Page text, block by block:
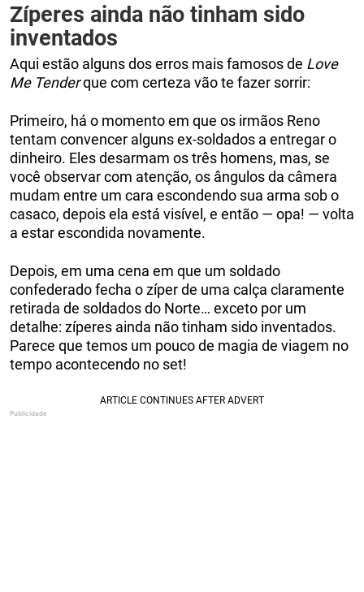
Zíperes ainda não tinham sido
inventados
Aqui estão alguns dos erros mais famosos de Love
Me Tenderque com certeza vão te fazer sorrir:
Primeiro, há o momento em que os irmãos Reno
tentam convencer alguns ex-soldados a entregar o
dinheiro. Eles desarmam os três homens, mas, se
você observar com atenção, os ângulos da câmera
mudam entre um cara escondendo sua arma sob o
casaco, depois ela está visível, e então — opa! — volta
a estar escondida novamente.
Depois, em uma cena em que um soldado
confederado fecha o zíper de uma calça claramente
retirada de soldados do Norte… exceto por um
detalhe: zíperes ainda não tinham sido inventados.
Parece que temos um pouco de magia de viagem no
tempo acontecendo no set!